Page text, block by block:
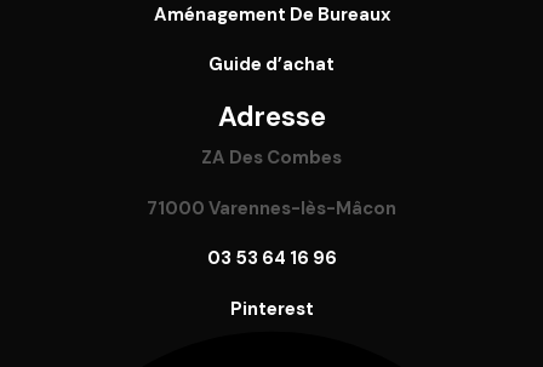
Aménagement De Bureaux
Guide d’achat
Adresse
ZA Des Combes
71000 Varennes-lès-Mâcon
03 53 64 16 96
Pinterest